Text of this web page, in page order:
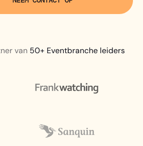
van 50+ Eventbranche leiders